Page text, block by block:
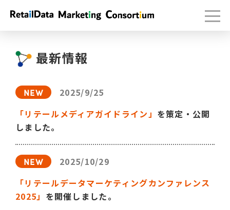
最新情報
2025/9/25
「リテールメディアガイドライン」 を策定・公開
しました。
2025/10/29
「リテールデータマーケティングカンファレンス
2025」 を開催しました。